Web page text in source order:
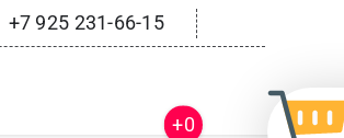
+7 925 231-66-15
+0